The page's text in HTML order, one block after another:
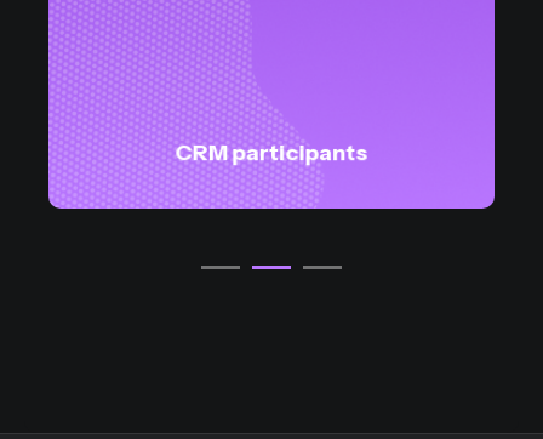
CRM participants